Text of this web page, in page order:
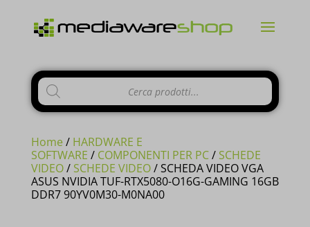
Products
search
Home / HARDWARE E
SOFTWARE / COMPONENTI PER PC/ SCHEDE
VIDEO/ SCHEDE VIDEO/ SCHEDA VIDEO VGA
ASUS NVIDIA TUF-RTX5080-O16G-GAMING 16GB
DDR7 90YV0M30-M0NA00